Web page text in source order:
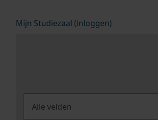
Mijn Studiezaal (inloggen)